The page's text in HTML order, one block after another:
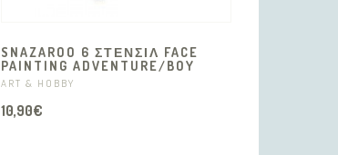
SNAZAROO 6 ΣΤΕΝΣΙΛ FACE
PAINTING ADVENTURE/BOY
ART & HOBBY
10,90€